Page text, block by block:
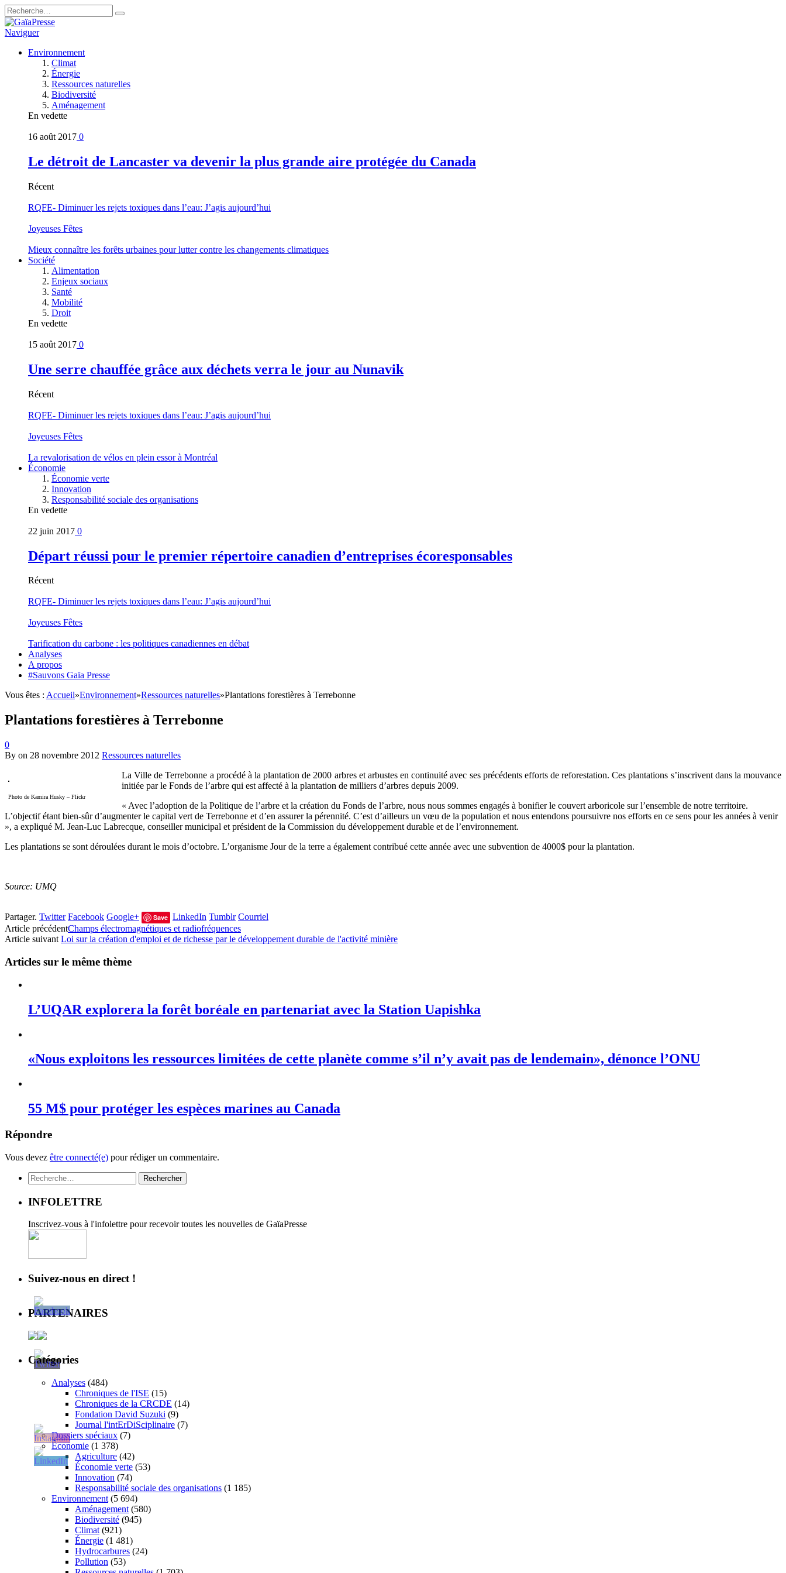
Naviguer
Environnement
Climat
Énergie
Ressources naturelles
Biodiversité
Aménagement
En vedette
16 août 2017 0
Le détroit de Lancaster va devenir la plus grande aire protégée du Canada
Récent
RQFE- Diminuer les rejets toxiques dans l’eau: J’agis aujourd’hui
Joyeuses Fêtes
Mieux connaître les forêts urbaines pour lutter contre les changements climatiques
Société
Alimentation
Enjeux sociaux
Santé
Mobilité
Droit
En vedette
15 août 2017 0
Une serre chauffée grâce aux déchets verra le jour au Nunavik
Récent
RQFE- Diminuer les rejets toxiques dans l’eau: J’agis aujourd’hui
Joyeuses Fêtes
La revalorisation de vélos en plein essor à Montréal
Économie
Économie verte
Innovation
Responsabilité sociale des organisations
En vedette
22 juin 2017 0
Départ réussi pour le premier répertoire canadien d’entreprises écoresponsables
Récent
RQFE- Diminuer les rejets toxiques dans l’eau: J’agis aujourd’hui
Joyeuses Fêtes
Tarification du carbone : les politiques canadiennes en débat
Analyses
A propos
#Sauvons Gaïa Presse
Vous êtes : Accueil»Environnement»Ressources naturelles»Plantations forestières à Terrebonne
Plantations forestières à Terrebonne
0
By on 28 novembre 2012 Ressources naturelles
Photo de Kamira Husky – Flickr
La Ville de Terrebonne a procédé à la plantation de 2000 arbres et arbustes en continuité avec ses précédents efforts de reforestation. Ces plantations s’inscrivent dans la mouvance
initiée par le Fonds de l’arbre qui est affecté à la plantation de milliers d’arbres depuis 2009.
« Avec l’adoption de la Politique de l’arbre et la création du Fonds de l’arbre, nous nous sommes engagés à bonifier le couvert arboricole sur l’ensemble de notre territoire.
L’objectif étant bien-sûr d’augmenter le capital vert de Terrebonne et d’en assurer la pérennité. C’est d’ailleurs un vœu de la population et nous entendons poursuivre nos efforts en ce sens pour les années à venir
», a expliqué M. Jean-Luc Labrecque, conseiller municipal et président de la Commission du développement durable et de l’environnement.
Les plantations se sont déroulées durant le mois d’octobre. L’organisme Jour de la terre a également contribué cette année avec une subvention de 4000$ pour la plantation.
Source: UMQ
Partager. Twitter Facebook Google+ Save LinkedIn Tumblr Courriel
Article précédentChamps électromagnétiques et radiofréquences
Article suivant Loi sur la création d'emploi et de richesse par le développement durable de l'activité minière
Articles sur le même thème
L’UQAR explorera la forêt boréale en partenariat avec la Station Uapishka
«Nous exploitons les ressources limitées de cette planète comme s’il n’y avait pas de lendemain», dénonce l’ONU
55 M$ pour protéger les espèces marines au Canada
Répondre
Vous devez être connecté(e) pour rédiger un commentaire.
Rechercher :
INFOLETTRE
Inscrivez-vous à l'infolettre pour recevoir toutes les nouvelles de GaïaPresse
Suivez-nous en direct !
PARTENAIRES
Catégories
Analyses (484)
Chroniques de l'ISE (15)
Chroniques de la CRCDE (14)
Fondation David Suzuki (9)
Journal l'intErDiSciplinaire (7)
Dossiers spéciaux (7)
Économie (1 378)
Agriculture (42)
Économie verte (53)
Innovation (74)
Responsabilité sociale des organisations (1 185)
Environnement (5 694)
Aménagement (580)
Biodiversité (945)
Climat (921)
Énergie (1 481)
Hydrocarbures (24)
Pollution (53)